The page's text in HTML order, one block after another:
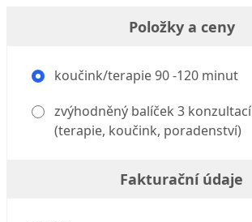
Položky a ceny
koučink/terapie 90 -120 minut
zvýhodněný balíček 3 konzultací
(terapie, koučink, poradenství)
Fakturační údaje